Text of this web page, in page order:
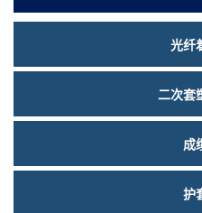
光纤
二次套
成
护